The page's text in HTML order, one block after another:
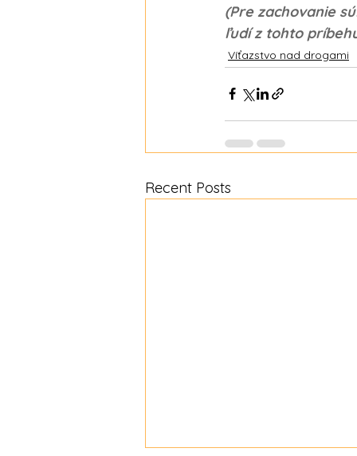
(Pre zachovanie
ľudí z tohto
Víťazstvo nad drogami
Recent Posts